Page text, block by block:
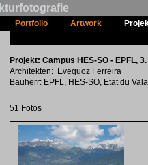
Portfolio Artwork
Projekt: Campus HES-SO - EPFL,
Architekten: Evequoz Ferreira
Bauherr: EPFL, HES-SO, Etat du
51 Fotos